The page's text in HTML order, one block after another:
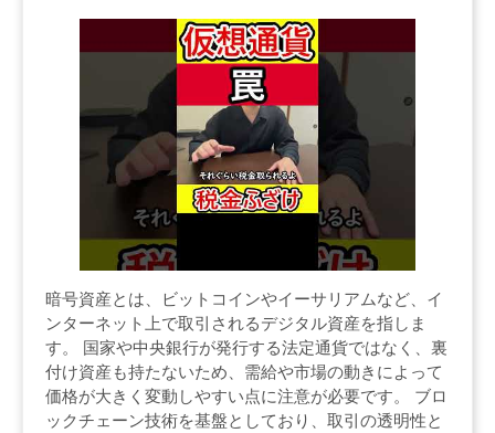
暗号資産とは、ビットコインやイーサリアムなど、イ
ンターネット上で取引されるデジタル資産を指しま
す。 国家や中央銀行が発行する法定通貨ではなく、裏
付け資産も持たないため、需給や市場の動きによって
価格が大きく変動しやすい点に注意が必要です。 ブロ
ックチェーン技術を基盤としており、取引の透明性と